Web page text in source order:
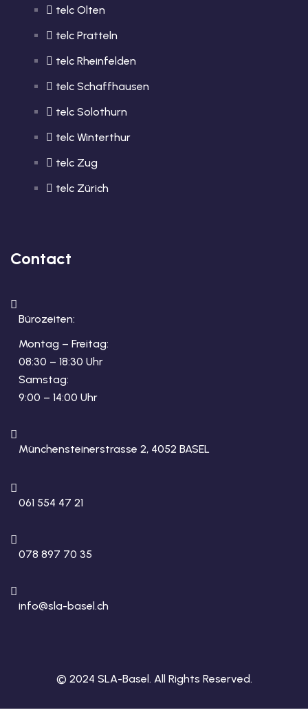
telc Olten
telc Pratteln
telc Rheinfelden
telc Schaffhausen
telc Solothurn
telc Winterthur
telc Zug
telc Zürich
Contact
Bürozeiten:
Montag – Freitag:
08:30 – 18:30 Uhr
Samstag:
9:00 – 14:00 Uhr
Münchensteinerstrasse 2, 4052 BASEL
061 554 47 21
078 897 70 35
info@sla-basel.ch
© 2024 SLA-Basel. All Rights Reserved.​